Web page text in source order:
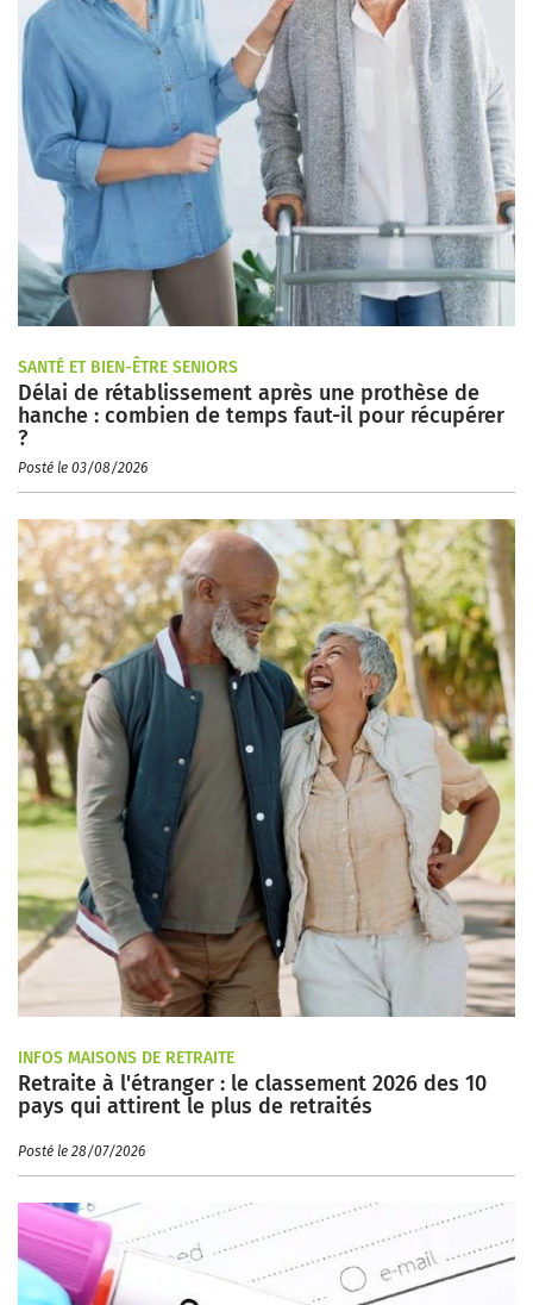
SANTÉ ET BIEN-ÊTRE SENIORS
Délai de rétablissement après une prothèse de
hanche : combien de temps faut-il pour récupérer
?
Posté le 03/08/2026
INFOS MAISONS DE RETRAITE
Retraite à l'étranger : le classement 2026 des 10
pays qui attirent le plus de retraités
Posté le 28/07/2026